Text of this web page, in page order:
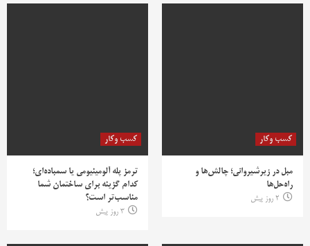
کسب وکار
مبل در زیرشیروانی؛ چالش‌ها و
راه‌حل‌ها
2 روز پیش
کسب وکار
ترمز پله آلومینیومی یا سمباده‌ای؛
کدام گزینه برای ساختمان شما
مناسب‌تر است؟
3 روز پیش